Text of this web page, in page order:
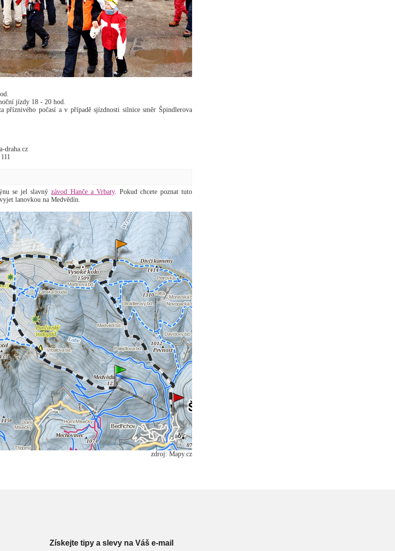
jízdy 18 - 20 hod.
příznivého počasí a v případě sjízdnosti silnice směr Špindlerova
draha.cz
se jel slavnýzávod Hanče a Vrbaty. Pokud chcete poznat tuto
lanovkou na Medvědín.
zdroj: Mapy.cz
Získejte tipy a slevy na Váš e-mail